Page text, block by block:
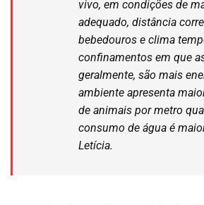
vivo, em condições de
adequado, distância
bebedouros e clima
confinamentos em que
geralmente, são mais
ambiente apresenta
de animais por metro
consumo de água é
Letícia.